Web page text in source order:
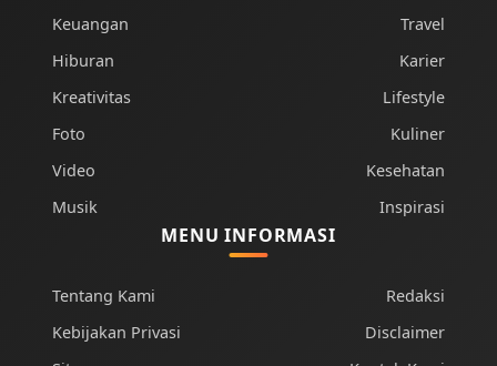
Keuangan
Hiburan
Kreativitas
Foto
Video
Musik
Travel
Karier
Lifestyle
Kuliner
Kesehatan
Inspirasi
MENU INFORMASI
Tentang Kami
Kebijakan Privasi
Redaksi
Disclaimer